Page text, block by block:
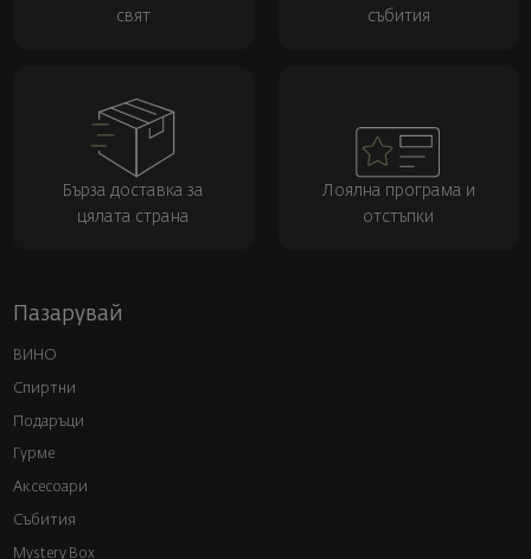
свят
събития
Бърза доставка за
цялата страна
Лоялна програма и
отстъпки
Пазарувай
ВИНО
Спиртни
Подаръци
Гурме
Аксесоари
Събития
Mystery Box